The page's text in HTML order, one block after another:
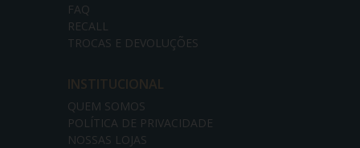
FAQ
RECALL
TROCAS E DEVOLUÇÕES
INSTITUCIONAL
QUEM SOMOS
POLÍTICA DE PRIVACIDADE
NOSSAS LOJAS